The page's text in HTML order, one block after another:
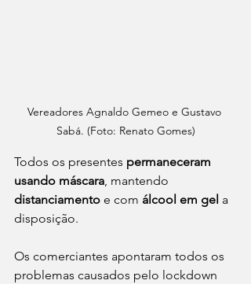
Vereadores Agnaldo Gemeo e Gustavo
Sabá. (Foto: Renato Gomes)
Todos os presentes permaneceram
usando máscara, mantendo
distanciamento e com álcool em gel a
disposição.
Os comerciantes apontaram todos os
problemas causados pelo lockdown